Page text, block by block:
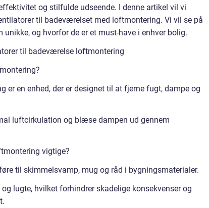
og stilfulde udseende. I denne artikel vil vi
til badeværelset med loftmontering. Vi vil se på
og hvorfor de er et must-have i enhver bolig.
til badeværelse loftmontering
en enhed, der er designet til at fjerne fugt, dampe og
luftcirkulation og blæse dampen ud gennem
vigtige?
til skimmelsvamp, mug og råd i bygningsmaterialer.
lugte, hvilket forhindrer skadelige konsekvenser og